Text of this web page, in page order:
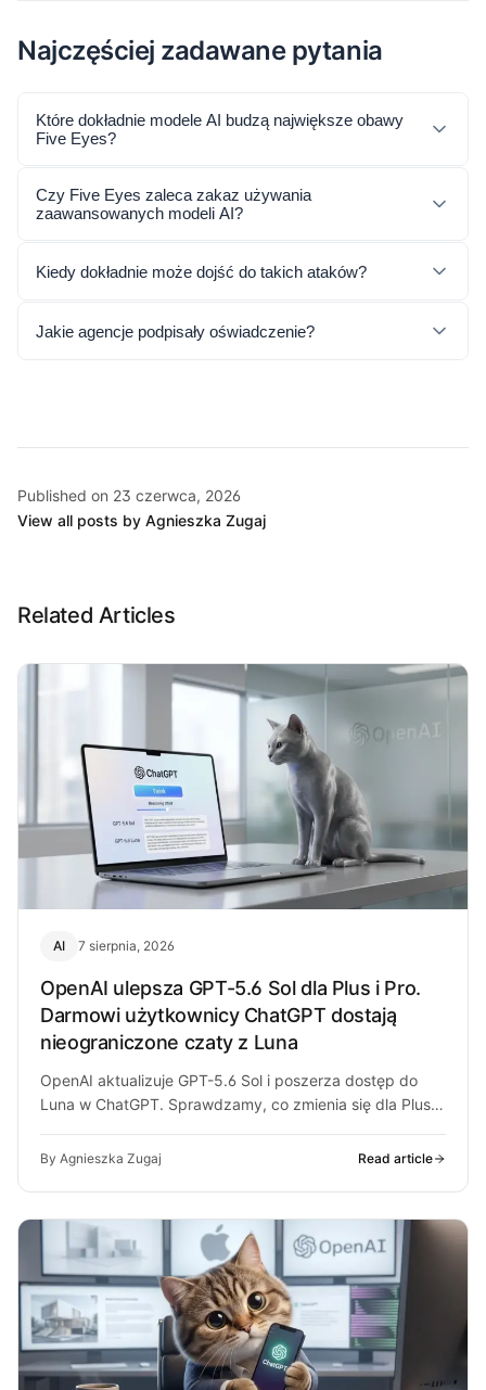
Najczęściej zadawane pytania
Które dokładnie modele AI budzą największe obawy
Five Eyes?
Czy Five Eyes zaleca zakaz używania
zaawansowanych modeli AI?
Kiedy dokładnie może dojść do takich ataków?
Jakie agencje podpisały oświadczenie?
Published on 23 czerwca, 2026
View all posts by Agnieszka Zugaj
Related Articles
AI 7 sierpnia, 2026
OpenAI ulepsza GPT-5.6 Sol dla Plus i Pro.
Darmowi użytkownicy ChatGPT dostają
nieograniczone czaty z Luna
OpenAI aktualizuje GPT-5.6 Sol i poszerza dostęp do
Luna w ChatGPT. Sprawdzamy, co zmienia się dla Plus,
By Agnieszka Zugaj Read article